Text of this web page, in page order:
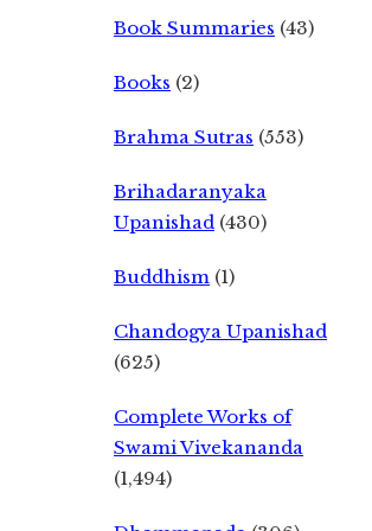
Book Summaries (43)
Books (2)
Brahma Sutras (553)
Brihadaranyaka
Upanishad (430)
Buddhism (1)
Chandogya Upanishad
(625)
Complete Works of
Swami Vivekananda
(1,494)